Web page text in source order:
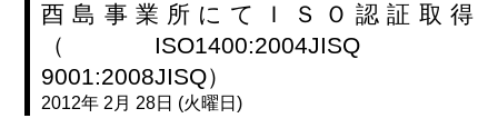
酉島事業所にてＩＳＯ認証取得
（ISO1400:2004JISQ
9001:2008JISQ）
2012年 2月 28日 (火曜日)